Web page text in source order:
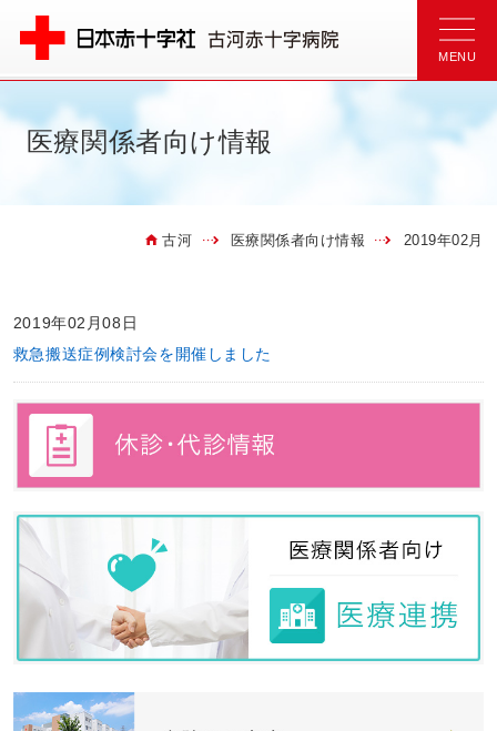
医療関係者向け情報
古河 医療関係者向け情報 2019年02月
2019年02月08日
救急搬送症例検討会を開催しました